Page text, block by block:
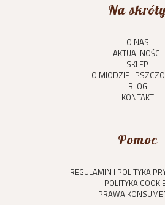
Na
O NAS
AKTUALNOŚCI
SKLEP
O MIODZIE I
BLOG
KONTAKT
Pomoc
REGULAMIN I POLITYKA
POLITYKA
PRAWA